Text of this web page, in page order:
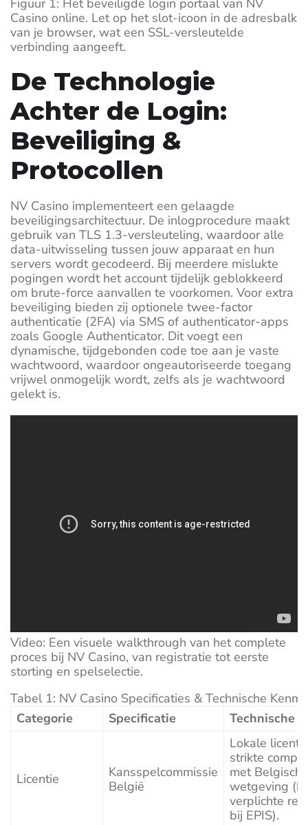
Figuur 1: Het beveiligde login portaal van NV
Casino online. Let op het slot-icoon in de adresbalk
van je browser, wat een SSL-versleutelde
verbinding aangeeft.
De Technologie
Achter de Login:
Beveiliging &
Protocollen
NV Casino implementeert een gelaagde
beveiligingsarchitectuur. De inlogprocedure maakt
gebruik van TLS 1.3-versleuteling, waardoor alle
data-uitwisseling tussen jouw apparaat en hun
servers wordt gecodeerd. Bij meerdere mislukte
pogingen wordt het account tijdelijk geblokkeerd
om brute-force aanvallen te voorkomen. Voor extra
beveiliging bieden zij optionele twee-factor
authenticatie (2FA) via SMS of authenticator-apps
zoals Google Authenticator. Dit voegt een
dynamische, tijdgebonden code toe aan je vaste
wachtwoord, waardoor ongeautoriseerde toegang
vrijwel onmogelijk wordt, zelfs als je wachtwoord
gelekt is.
Video: Een visuele walkthrough van het complete
proces bij NV Casino, van registratie tot eerste
storting en spelselectie.
Tabel 1: NV Casino Specificaties & Technische
Categorie
Specificatie Technische
Licentie
Kansspelcommissie
België
Lokale
strikte
met Belgische
wetgeving
verplichte
bij EPIS).